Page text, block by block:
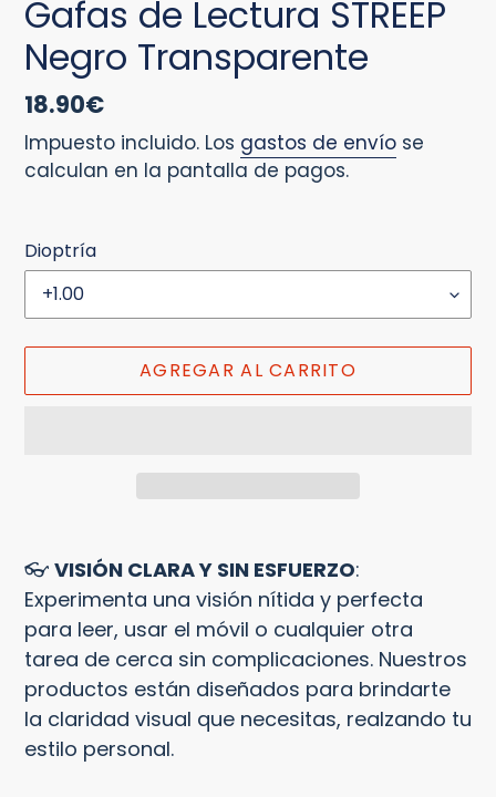
Gafas de Lectura STREEP
Negro Transparente
Precio
habitual
18.90€
Impuesto incluido. Los gastos de envío se
calculan en la pantalla de pagos.
Dioptría
AGREGAR AL CARRITO
el
producto
tu
carrito
👓 VISIÓN CLARA Y SIN ESFUERZO:
Experimenta una visión nítida y perfecta
para leer, usar el móvil o cualquier otra
tarea de cerca sin complicaciones. Nuestros
productos están diseñados para brindarte
la claridad visual que necesitas, realzando tu
estilo personal.